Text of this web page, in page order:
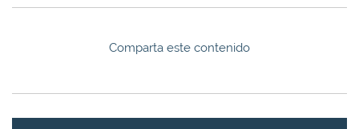
Comparta este contenido